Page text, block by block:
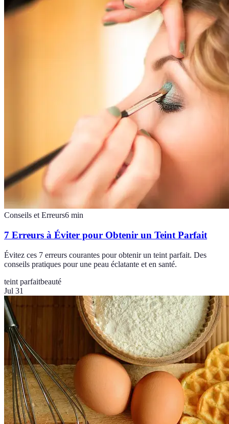
Conseils et Erreurs6 min
7 Erreurs à Éviter pour Obtenir un Teint Parfait
Évitez ces 7 erreurs courantes pour obtenir un teint parfait. Des
conseils pratiques pour une peau éclatante et en santé.
teint parfaitbeauté
Jul 31